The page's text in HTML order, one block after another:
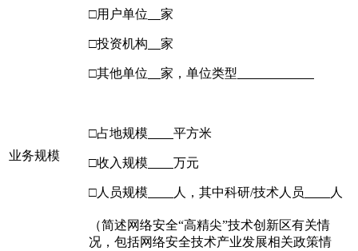
□用户单位 家
□投资机构 家
□其他单位 家，单位类型
业务规模
□占地规模 平方米
□收入规模 万元
□人员规模 人，其中科研/技术人员 人
（简述网络安全“高精尖”技术创新区有关情
况，包括网络安全技术产业发展相关政策情